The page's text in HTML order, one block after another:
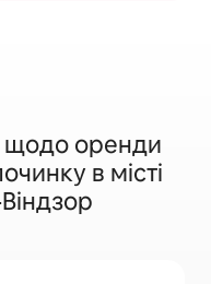
щодо оренди
в місті